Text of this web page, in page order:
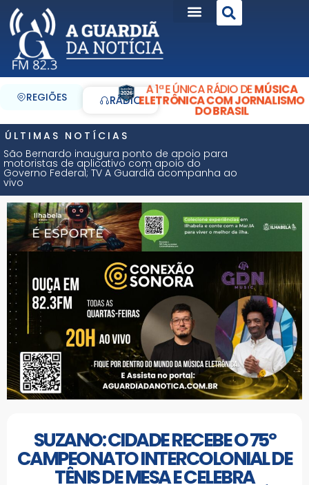
REGIÕES RÁDIO
A 1ª E ÚNICA RÁDIO DEMÚSICA
ELETRÔNICA COM JORNALISMO
DO BRASIL
ÚLTIMAS NOTÍCIAS
São Bernardo inaugura ponto de apoio para
motoristas de aplicativo com apoio do
Governo Federal; TV A Guardiã acompanha ao
vivo
SUZANO: CIDADE RECEBE O 75º
CAMPEONATO INTERCOLONIAL DE
TÊNIS DE MESA E CELEBRA